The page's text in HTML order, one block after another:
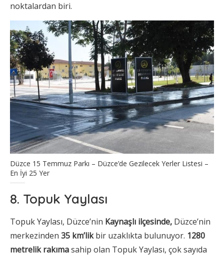
noktalardan biri.
Düzce 15 Temmuz Parkı – Düzce’de Gezilecek Yerler Listesi –
En İyi 25 Yer
8. Topuk Yaylası
Topuk Yaylası, Düzce’nin Kaynaşlı ilçesinde, Düzce’nin
merkezinden 35 km’likbir uzaklıkta bulunuyor. 1280
metrelik rakımasahip olan Topuk Yaylası, çok sayıda